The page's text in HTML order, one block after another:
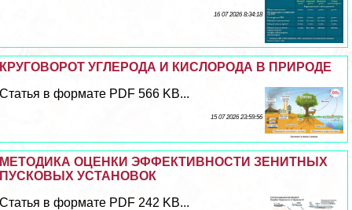
16 07 2026 8:34:18
КРУГОВОРОТ УГЛЕРОДА И КИСЛОРОДА В ПРИРОДЕ
Статья в формате PDF 566 KB...
15 07 2026 23:59:56
МЕТОДИКА ОЦЕНКИ ЭФФЕКТИВНОСТИ ЗЕНИТНЫХ
ПУСКОВЫХ УСТАНОВОК
Статья в формате PDF 242 KB...